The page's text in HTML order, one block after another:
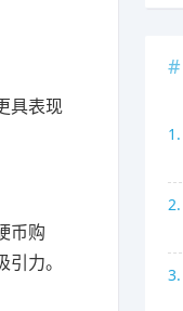
具表现
币购
力。
1.
2.
3.